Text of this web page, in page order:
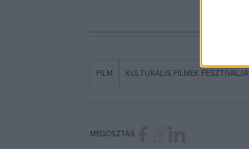
FILM KULTURÁLIS FILMEK FESZTIVÁLJA
MEGOSZTÁS